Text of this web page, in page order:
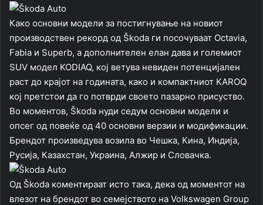
Како основни модели за постигнување на новиот
производствен рекорд од Škoda ги посочуваат Octavia,
Fabia и Superb, а дополнителен елан дава и големиот
SUV модел KODIAQ, кој ветува невиден потенцијален
раст до крајот на годината, како и компактниот KAROQ
кој претстои да го потврди своето пазарно присуство.
Во моментов, Škoda нуди седум основни модели и
опсег од повеќе од 40 основни верзии и модификации.
Брендот произведува возила во Чешка, Кина, Индија,
Русија, Казахстан, Украина, Алжир и Словачка.
Од Škoda коментираат исто така, дека од моментот на
влезот на брендот во семејството на Volkswagen Group